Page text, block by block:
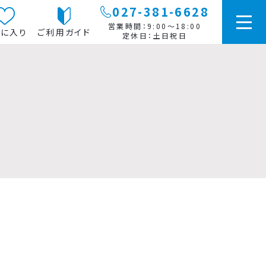
入り ご利用ガイド
027-381-6628
営業時間：9:00～18:00
定休日：土日祝日